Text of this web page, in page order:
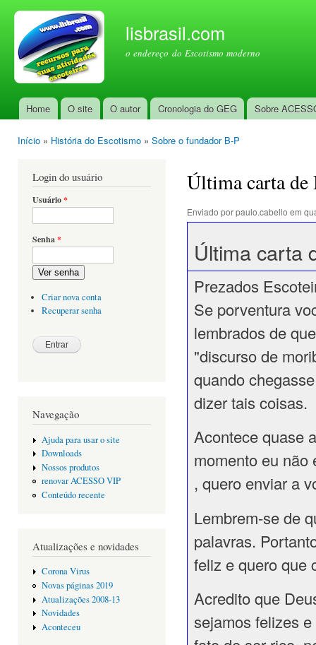
lisbrasil.com
o endereço do Escotismo moderno
Menu principal
Home O site O autor Cronologia do GEG Sobre
Início » História do Escotismo » Sobre o fundador B-P
Login do usuário
Usuário*
Senha*
Ver senha
Criar nova conta
Recuperar senha
Navegação
Ajuda para usar o site
Downloads
Nossos produtos
renovar ACESSO VIP
Conteúdo recente
Atualizações e novidades
Corona Virus
Novas páginas 2019
Atualizações 2008-13
Novidades
Aconteceu
Última carta de
Enviado porpaulo.cabello em
Última carta
Prezados
Se porventura
lembrados de
"discurso de
quando
dizer tais coisas.
Acontece quase
momento eu não
, quero enviar a
Lembrem-se de
palavras.
feliz e quero que
Acredito que
sejamos felizes